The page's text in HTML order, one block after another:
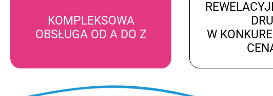
KOMPLEKSOWA
OBSŁUGA OD A DO Z
W